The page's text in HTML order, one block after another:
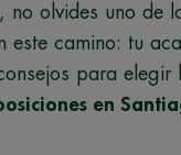
no olvides uno de
este camino: tu
para elegir
en